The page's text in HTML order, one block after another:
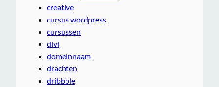
creative
cursus wordpress
cursussen
divi
domeinnaam
drachten
dribbble